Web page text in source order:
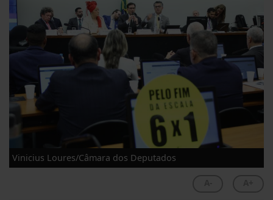
Vinicius Loures/Câmara dos Deputados